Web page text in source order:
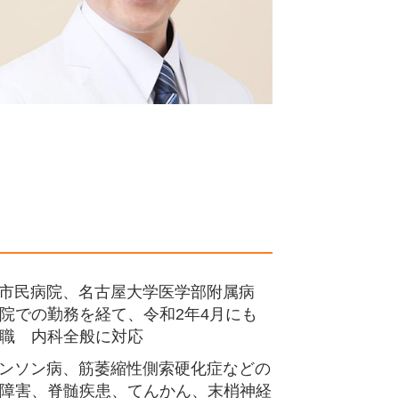
民病院、名古屋大学医学部附属病
での勤務を経て、令和2年4月にも
職 内科全般に対応
ソン病、筋萎縮性側索硬化症などの
害、脊髄疾患、てんかん、末梢神経